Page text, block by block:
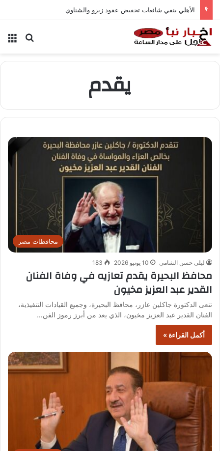
الأهلي ينفي شائعات تخفيض عقود زيزو والشناوي
بحث
يقدم
محافظات مصر
ليلى حسن الشامي 10 يونيو 2026 183
محافظ البحيرة يقدم تعازيه في وفاة الفنان
القدير عبد العزيز مخيون
تنعى الدكتورة جاكلين عازر، محافظ البحيرة، وجميع القيادات التنفيذية،
الفنان القدير عبد العزيز مخيون، الذي يعد من أبرز رموز الفن…
أكمل القراءة »